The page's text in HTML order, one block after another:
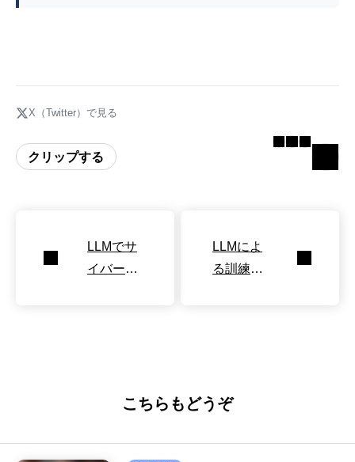
X（Twitter）で見る
クリップする
LLMでサ
イバー犯
LLMによ
る訓練デ
こちらもどうぞ